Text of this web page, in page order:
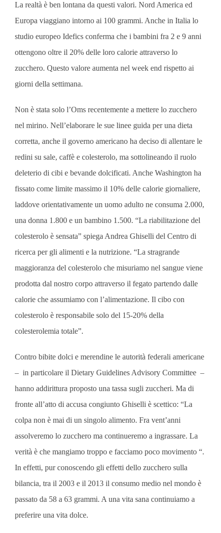
La realtà è ben lontana da questi valori. Nord America ed
Europa viaggiano intorno ai 100 grammi. Anche in Italia lo
studio europeo Idefics conferma che i bambini fra 2 e 9 anni
ottengono oltre il 20% delle loro calorie attraverso lo
zucchero. Questo valore aumenta nel week end rispetto ai
giorni della settimana.
Non è stata solo l’Oms recentemente a mettere lo zucchero
nel mirino. Nell’elaborare le sue linee guida per una dieta
corretta, anche il governo americano ha deciso di allentare le
redini su sale, caffè e colesterolo, ma sottolineando il ruolo
deleterio di cibi e bevande dolcificati. Anche Washington ha
fissato come limite massimo il 10% delle calorie giornaliere,
laddove orientativamente un uomo adulto ne consuma 2.000,
una donna 1.800 e un bambino 1.500. “La riabilitazione del
colesterolo è sensata” spiega Andrea Ghiselli del Centro di
ricerca per gli alimenti e la nutrizione. “La stragrande
maggioranza del colesterolo che misuriamo nel sangue viene
prodotta dal nostro corpo attraverso il fegato partendo dalle
calorie che assumiamo con l’alimentazione. Il cibo con
colesterolo è responsabile solo del 15-20% della
colesterolemia totale”.
Contro bibite dolci e merendine le autorità federali americane
– in particolare il Dietary Guidelines Advisory Committee –
hanno addirittura proposto una tassa sugli zuccheri. Ma di
fronte all’atto di accusa congiunto Ghiselli è scettico: “La
colpa non è mai di un singolo alimento. Fra vent’anni
assolveremo lo zucchero ma continueremo a ingrassare. La
verità è che mangiamo troppo e facciamo poco movimento “.
In effetti, pur conoscendo gli effetti dello zucchero sulla
bilancia, tra il 2003 e il 2013 il consumo medio nel mondo è
passato da 58 a 63 grammi. A una vita sana continuiamo a
preferire una vita dolce.